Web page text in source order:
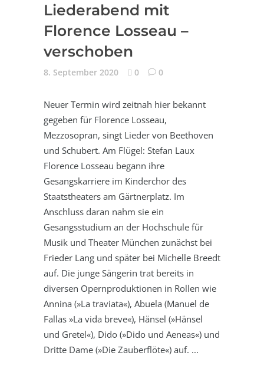
Liederabend mit
Florence Losseau –
verschoben
8. September 2020 0 0
Neuer Termin wird zeitnah hier bekannt
gegeben für Florence Losseau,
Mezzosopran, singt Lieder von Beethoven
und Schubert. Am Flügel: Stefan Laux
Florence Losseau begann ihre
Gesangskarriere im Kinderchor des
Staatstheaters am Gärtnerplatz. Im
Anschluss daran nahm sie ein
Gesangsstudium an der Hochschule für
Musik und Theater München zunächst bei
Frieder Lang und später bei Michelle Breedt
auf. Die junge Sängerin trat bereits in
diversen Opernproduktionen in Rollen wie
Annina (»La traviata«), Abuela (Manuel de
Fallas »La vida breve«), Hänsel (»Hänsel
und Gretel«), Dido (»Dido und Aeneas«) und
Dritte Dame (»Die Zauberflöte«) auf.